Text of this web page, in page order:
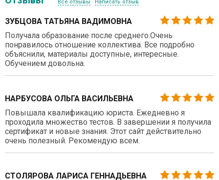
Все отзывы Написать отзыв
ЗУБЦОВА ТАТЬЯНА ВАДИМОВНА
Получала образование после среднего.Очень
понравилось отношение коллектива. Все подробно
объяснили, материалы доступные, интересные.
Обучением довольна.
НАРБУСОВА ОЛЬГА ВАСИЛЬЕВНА
Повышала квалификацию юриста. Ежедневно я
проходила множество тестов. В завершении я получила
сертификат и новые знания. Этот сайт действительно
очень полезный. Рекомендую всем.
СТОЛЯРОВА ЛАРИСА ГЕННАДЬЕВНА